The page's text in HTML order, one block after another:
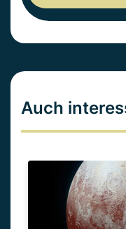
Auch